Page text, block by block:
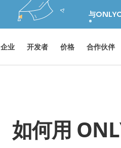
与
企业 开发者 价格 合作伙伴
如何用